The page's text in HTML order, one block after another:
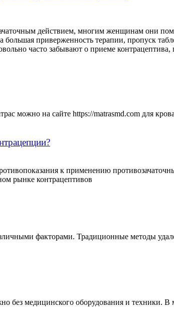
действием, многим женщинам они
приверженность терапии, пропуск
часто забывают о приеме контрацептива,
можно на сайте https://matrasmd.com для
к применению
рынке контрацептивов
факторами. Традиционные методы
без медицинского оборудования и техники.